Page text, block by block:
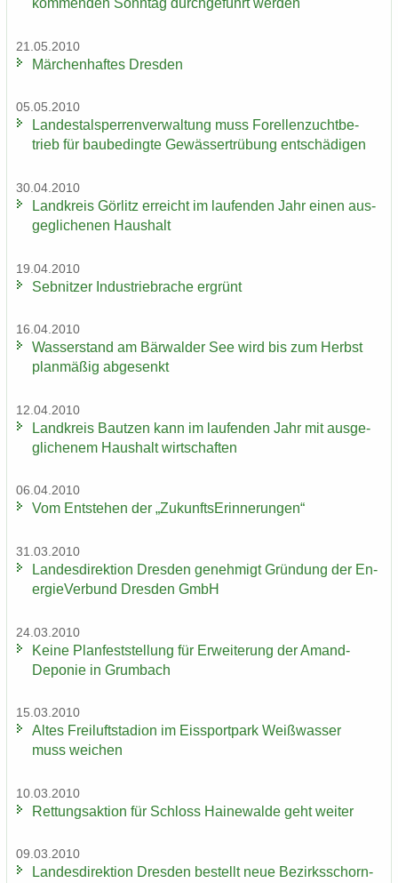
kom­men­den Sonn­tag durch­ge­führt wer­den
21.05.2010
Mär­chen­haf­tes Dres­den
05.05.2010
Lan­des­tal­sper­ren­ver­wal­tung muss Fo­rel­len­zucht­be­
trieb für bau­be­ding­te Ge­wäs­ser­trü­bung ent­schä­di­gen
30.04.2010
Land­kreis Gör­litz er­reicht im lau­fen­den Jahr einen aus­
ge­gli­che­nen Haus­halt
19.04.2010
Seb­nit­zer In­dus­trie­bra­che er­grünt
16.04.2010
Was­ser­stand am Bär­wal­der See wird bis zum Herbst
plan­mä­ßig ab­ge­senkt
12.04.2010
Land­kreis Baut­zen kann im lau­fen­den Jahr mit aus­ge­
gli­che­nem Haus­halt wirt­schaf­ten
06.04.2010
Vom Ent­ste­hen der „Zu­kunfts­Er­in­ne­run­gen“
31.03.2010
Lan­des­di­rek­ti­on Dres­den ge­neh­migt Grün­dung der En­
er­gie­Ver­bund Dres­den GmbH
24.03.2010
Keine Plan­fest­stel­lung für Er­wei­te­rung der Amand-​
Deponie in Grum­bach
15.03.2010
Altes Frei­luft­sta­di­on im Eis­sport­park Weiß­was­ser
muss wei­chen
10.03.2010
Ret­tungs­ak­ti­on für Schloss Hai­ne­wal­de geht wei­ter
09.03.2010
Lan­des­di­rek­ti­on Dres­den be­stellt neue Be­zirks­schorn­